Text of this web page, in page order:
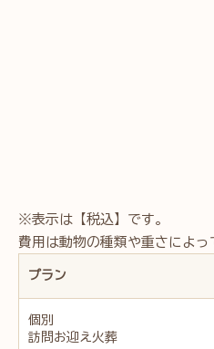
※表示は【税込】です。
費用は動物の種類や重さによっ
プラン
個別
訪問お迎え火葬